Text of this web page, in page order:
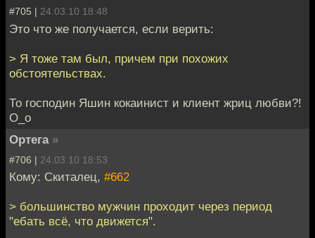
#705 | 24.03.10 18:48
Это что же получается, если верить:
> Я тоже там был, причем при похожих
обстоятельствах.
То господин Яшин кокаинист и клиент жриц любви?!
О_о
Ортега »
#706 | 24.03.10 18:53
Кому: Скиталец, #662
> большинство мужчин проходит через период
"ебать всё, что движется".